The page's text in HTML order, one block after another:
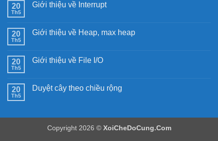
luận
20
Th5
Giới thiệu về Interrupt
luận
về
Interrupt
20
Th5
Giới thiệu về Heap, max heap
luận
về
Heap,
20
Th5
Giới thiệu về File I/O
luận
20
Th5
Duyệt cây theo chiều rộng
luận
Copyright 2026 © XoiCheDoCung.Com